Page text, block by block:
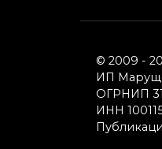
© 2009 -
ИП
ОГРНИП
ИНН